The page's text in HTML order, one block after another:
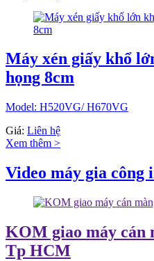
Máy xén giấy khổ
họng 8cm
Model: H520VG/ H670VG
Giá: Liên hệ
Xem thêm >
Video máy gia công
KOM giao máy cán
Tp HCM